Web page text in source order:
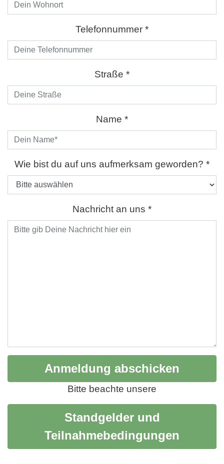
Telefonnummer *
Straße *
Name *
Wie bist du auf uns aufmerksam geworden? *
Nachricht an uns *
Bitte beachte unsere
Standgelder und
Teilnahmebedingungen